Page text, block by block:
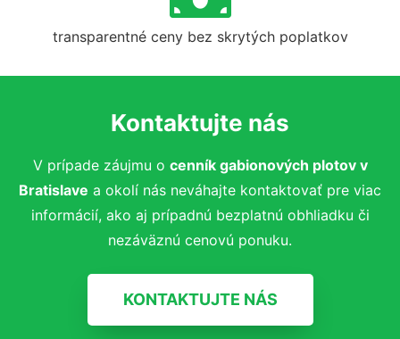
transparentné ceny bez skrytých poplatkov
Kontaktujte nás
V prípade záujmu o cenník gabionových plotov v
Bratislave a okolí nás neváhajte kontaktovať pre viac
informácií, ako aj prípadnú bezplatnú obhliadku či
nezáväznú cenovú ponuku.
KONTAKTUJTE NÁS